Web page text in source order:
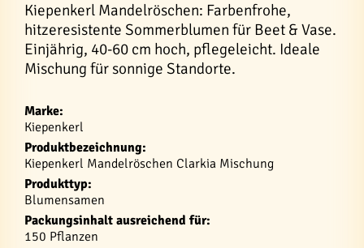
Kiepenkerl Mandelröschen: Farbenfrohe,
hitzeresistente Sommerblumen für Beet & Vase.
Einjährig, 40-60 cm hoch, pflegeleicht. Ideale
Mischung für sonnige Standorte.
Marke:
Kiepenkerl
Produktbezeichnung:
Kiepenkerl Mandelröschen Clarkia Mischung
Produkttyp:
Blumensamen
Packungsinhalt ausreichend für:
150 Pflanzen